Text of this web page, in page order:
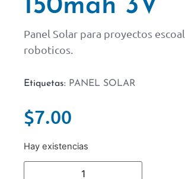
150mah 3V
Panel Solar para proyectos
roboticos.
Etiquetas: PANEL SOLAR
$7.00
Hay existencias